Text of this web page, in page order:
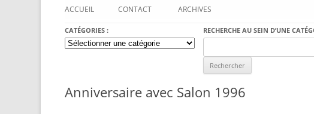
ACCUEIL CONTACT ARCHIVES
CATÉGORIES :
Catégories
:
RECHERCHE AU SEIN D’UNE
for:
Anniversaire avec Salon 1996